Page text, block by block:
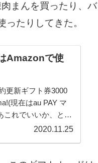
まんを買ったり、バ
たりしてきた。
Amazonで使
更新ギフト券3000
現在はau PAY マ
これでいいか、とい
2020.11.25